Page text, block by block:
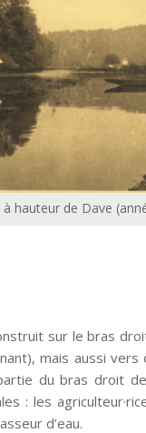
hauteur de Dave
sur le bras
mais aussi
du bras droit
: les
d’eau.